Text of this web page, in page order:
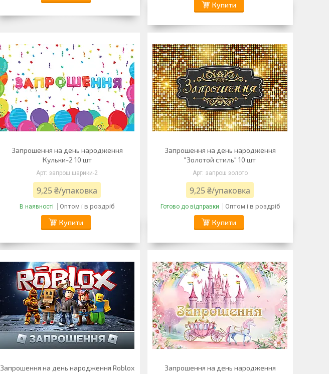
Купити
Запрошення на день народження
Кульки-2 10 шт
запрош шарики-2
9,25 ₴/упаковка
В наявності Оптом і в роздріб
Купити
Запрошення на день народження
"Золотой стиль" 10 шт
запрош золото
9,25 ₴/упаковка
Готово до відправки Оптом і в роздріб
Купити
Запрошення на день народження Roblox
Запрошення на день народження